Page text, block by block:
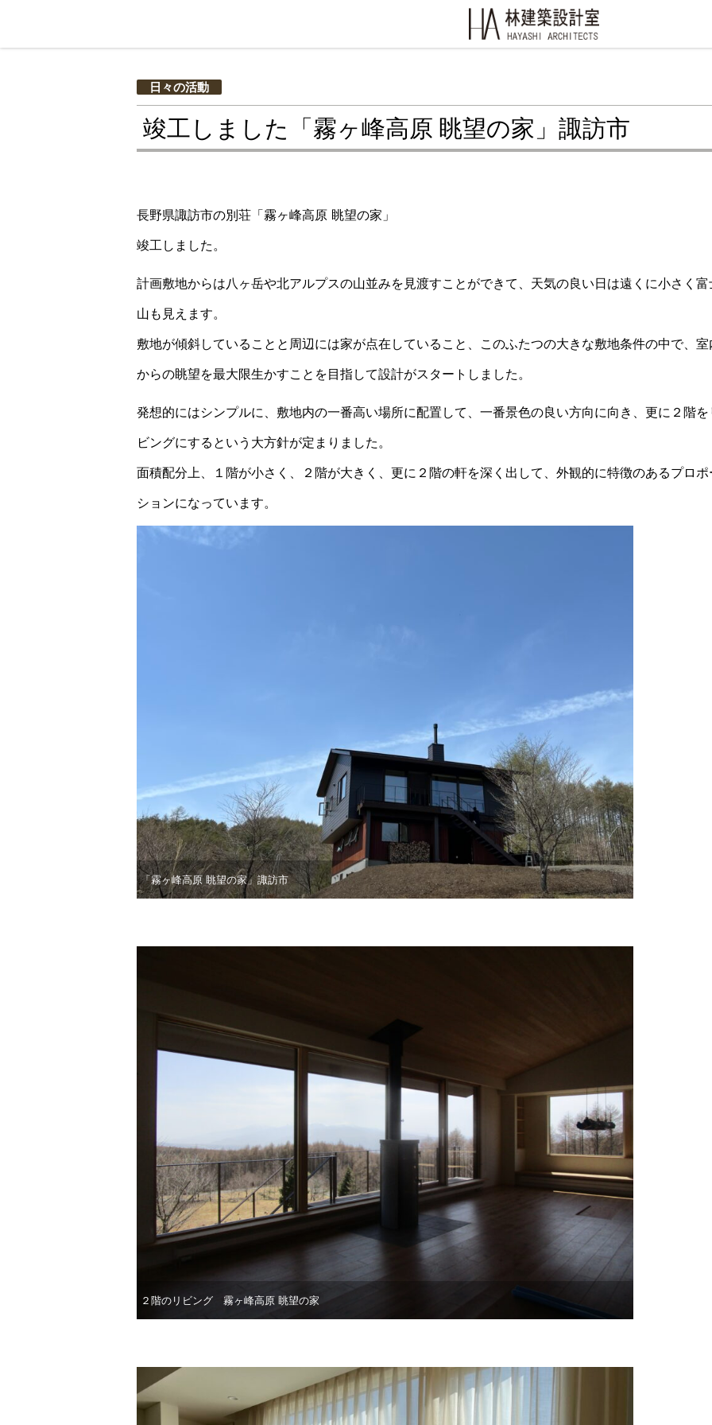
日々の活動
竣工しました「霧ヶ峰高原 眺望の家」諏訪市
長野県諏訪市の別荘「霧ヶ峰高原 眺望の家」
竣工しました。
計画敷地からは八ヶ岳や北アルプスの山並みを見渡すことができて、天気の良い日は遠くに小さく富
山も見えます。
敷地が傾斜していることと周辺には家が点在していること、このふたつの大きな敷地条件の中で、室
からの眺望を最大限生かすことを目指して設計がスタートしました。
発想的にはシンプルに、敷地内の一番高い場所に配置して、一番景色の良い方向に向き、更に２階を
ビングにするという大方針が定まりました。
面積配分上、１階が小さく、２階が大きく、更に２階の軒を深く出して、外観的に特徴のあるプロポ
ションになっています。
「霧ヶ峰高原 眺望の家」諏訪市
２階のリビング 霧ヶ峰高原 眺望の家